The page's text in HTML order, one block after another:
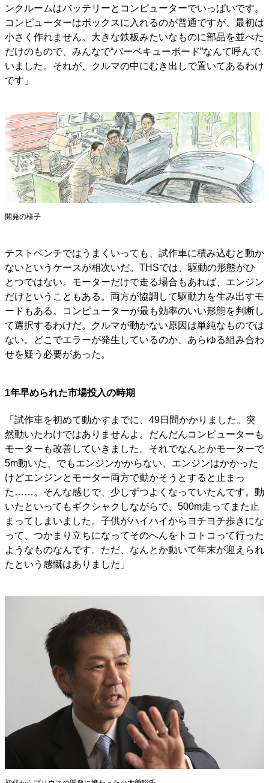
ンクルームはバッテリーとコンピューターでいっぱいです。
コンピューターはボックスに入れるのが普通ですが、最初は
小さく作れません。大きな鉄板みたいなものに部品を並べた
だけのもので、みんなで“バーベキューボード”なんて呼んで
いました。それが、クルマの中にむき出しで置いてあるわけ
です」
開発の様子
テストベンチではうまくいっても、試作車に積み込むと動か
ないというケースが相次いだ。THSでは、駆動の形態がひ
とつではない。モーターだけで走る場合もあれば、エンジン
だけということもある。両方が協調して駆動力を生み出すモ
ードもある。コンピューターが最も効率のいい形態を判断し
て選択するわけだ。クルマが動かない原因は単純なものでは
ない。どこでエラーが発生しているのか、あらゆる組み合わ
せを疑う必要があった。
1年早められた市場投入の時期
「試作車を初めて動かすまでに、49日間かかりました。突
然動いたわけではありませんよ。だんだんコンピューターも
モーターも改善していきました。それでなんとかモーターで
5m動いた、でもエンジンかからない、エンジンはかかった
けどエンジンとモーター両方で動かそうとすると止まっ
た……。そんな感じで、少しずつよくなっていたんです。動
いたといってもギクシャクしながらで、500m走ってまた止
まってしまいました。子供がハイハイからヨチヨチ歩きにな
って、つかまり立ちになってそのへんをトコトコって行った
ようなものなんです。ただ、なんとか動いて年末が迎えられ
たという感慨はありました」